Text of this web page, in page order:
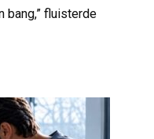
bang,” fluisterde